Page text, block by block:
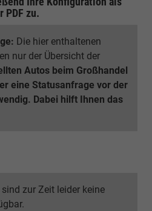
PDF zu.
Die hier enthaltenen
nur der Übersicht der
Autos beim Großhandel
eine Statusanfrage vor der
Dabei hilft Ihnen das
zur Zeit leider keine